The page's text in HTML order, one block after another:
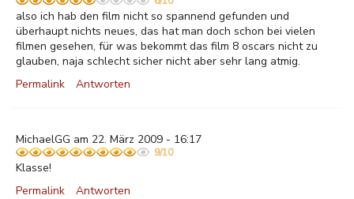
also ich hab den film nicht so spannend gefunden und
überhaupt nichts neues, das hat man doch schon bei vielen
filmen gesehen, für was bekommt das film 8 oscars nicht zu
glauben, naja schlecht sicher nicht aber sehr lang atmig.
Permalink
Antworten
MichaelGG am 22. März 2009 - 16:17
9/10
Klasse!
Permalink
Antworten